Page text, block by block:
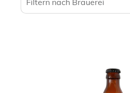
Filtern nach Brauerei